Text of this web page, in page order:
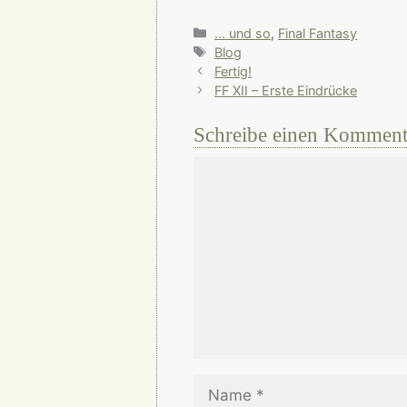
Kategorien
... und so, Final Fantasy
Schlagwörter
Blog
Fertig!
FF XII – Erste Eindrücke
Schreibe einen
Name